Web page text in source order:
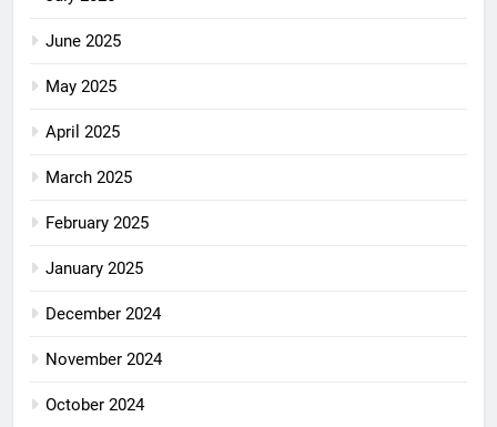
June 2025
May 2025
April 2025
March 2025
February 2025
January 2025
December 2024
November 2024
October 2024